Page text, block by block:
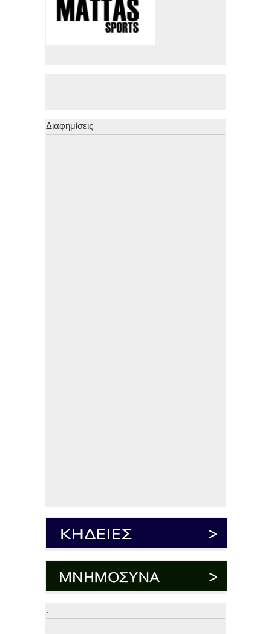
Διαφημίσεις
.